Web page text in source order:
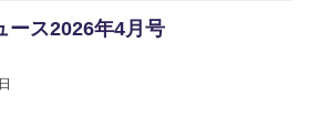
ース2026年4月号